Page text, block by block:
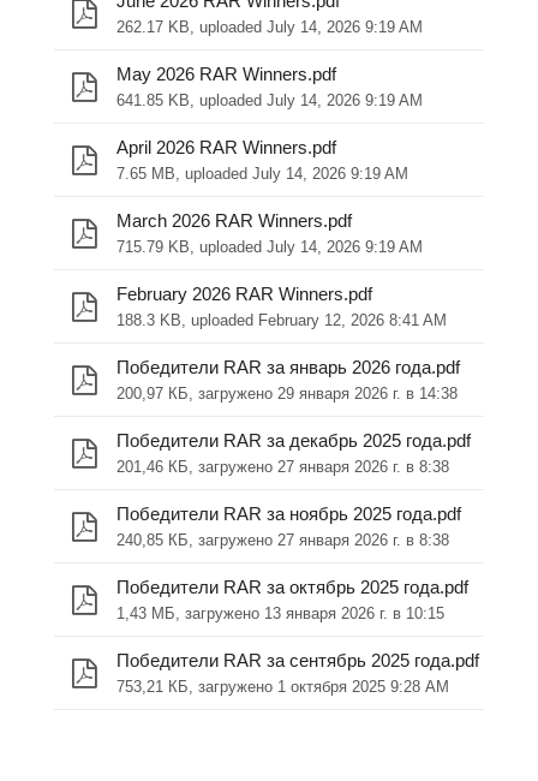
262.17 KB, uploaded July 14, 2026 9:19 AM
May 2026 RAR Winners.pdf
641.85 KB, uploaded July 14, 2026 9:19 AM
April 2026 RAR Winners.pdf
7.65 MB, uploaded July 14, 2026 9:19 AM
March 2026 RAR Winners.pdf
715.79 KB, uploaded July 14, 2026 9:19 AM
February 2026 RAR Winners.pdf
188.3 KB, uploaded February 12, 2026 8:41 AM
Победители RAR за январь 2026 года.pdf
200,97 КБ, загружено 29 января 2026 г. в 14:38
Победители RAR за декабрь 2025 года.pdf
201,46 КБ, загружено 27 января 2026 г. в 8:38
Победители RAR за ноябрь 2025 года.pdf
240,85 КБ, загружено 27 января 2026 г. в 8:38
Победители RAR за октябрь 2025 года.pdf
1,43 МБ, загружено 13 января 2026 г. в 10:15
Победители RAR за сентябрь 2025 года.pdf
753,21 КБ, загружено 1 октября 2025 9:28 AM